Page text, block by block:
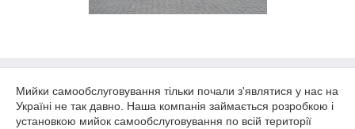
Мийки самообслуговування тільки почали з'являтися у нас на
Україні не так давно. Наша компанія займається розробкою і
установкою мийок самообслуговування по всій території